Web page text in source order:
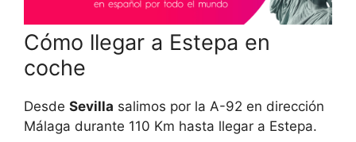
Cómo llegar a Estepa en
coche
Desde Sevilla salimos por la A-92 en dirección
Málaga durante 110 Km hasta llegar a Estepa.